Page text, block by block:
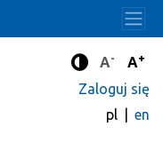
Tryb
A- A+
Zaloguj się
pl
en